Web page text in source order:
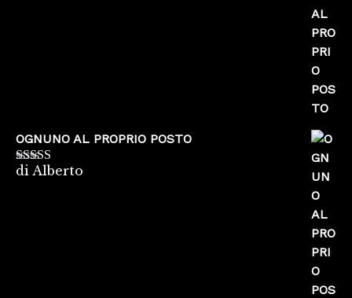
OGNUNO AL PROPRIO POSTO
Valutato5su
di Alberto